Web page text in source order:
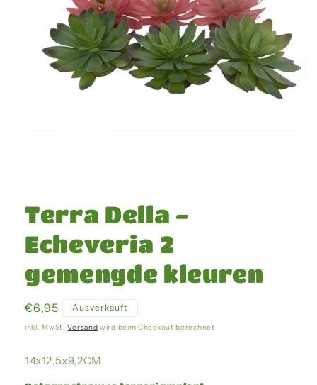
Modal
öffnen
Terra Della -
Echeveria 2
gemengde kleuren
Normaler
Preis
€6,95 Ausverkauft
inkl. MwSt.Versand wird beim Checkout berechnet
14x12,5x9,2CM